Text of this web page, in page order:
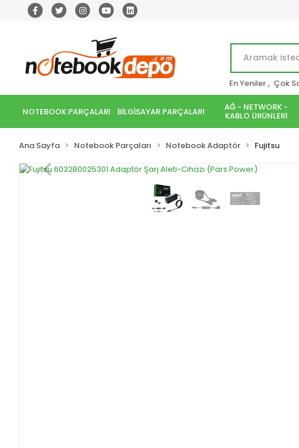
En Yeniler , Çok
NOTEBOOK PARÇALARI BİLGİSAYAR PARÇALARI AĞ - NETWORK -
KABLO ÜRÜNLERİ
Ana Sayfa Notebook Parçaları Notebook Adaptör Fujitsu